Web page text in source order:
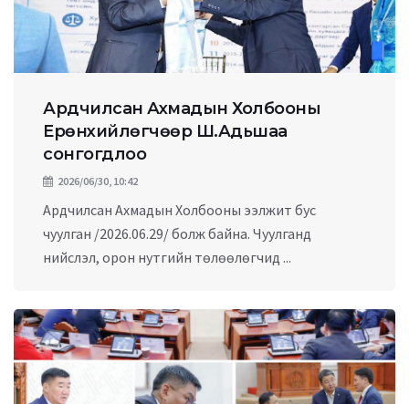
Ардчилсан Ахмадын Холбооны
Ерөнхийлөгчөөр Ш.Адьшаа
сонгогдлоо
2026/06/30, 10:42
Ардчилсан Ахмадын Холбооны ээлжит бус
чуулган /2026.06.29/ болж байна. Чуулганд
нийслэл, орон нутгийн төлөөлөгчид ...